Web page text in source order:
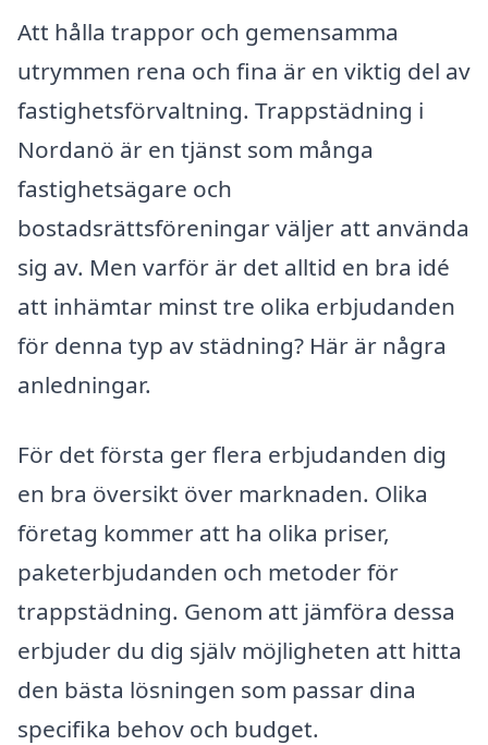
Att hålla trappor och gemensamma
utrymmen rena och fina är en viktig del av
fastighetsförvaltning. Trappstädning i
Nordanö är en tjänst som många
fastighetsägare och
bostadsrättsföreningar väljer att använda
sig av. Men varför är det alltid en bra idé
att inhämtar minst tre olika erbjudanden
för denna typ av städning? Här är några
anledningar.
För det första ger flera erbjudanden dig
en bra översikt över marknaden. Olika
företag kommer att ha olika priser,
paketerbjudanden och metoder för
trappstädning. Genom att jämföra dessa
erbjuder du dig själv möjligheten att hitta
den bästa lösningen som passar dina
specifika behov och budget.